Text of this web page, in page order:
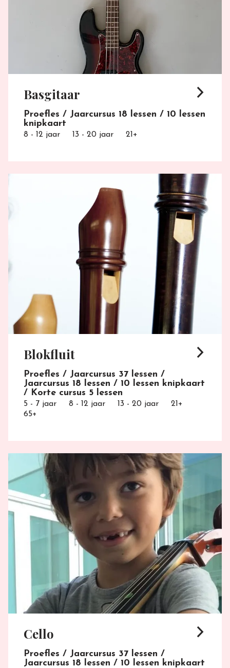
Basgitaar
Proefles / Jaarcursus 18 lessen / 10 lessen
knipkaart
8 - 12 jaar 13 - 20 jaar 21+
arrow_forward_ios
Blokfluit
Proefles / Jaarcursus 37 lessen /
Jaarcursus 18 lessen / 10 lessen knipkaart
/ Korte cursus 5 lessen
5 - 7 jaar 8 - 12 jaar 13 - 20 jaar
21+
65+
arrow_forward_ios
Cello
Proefles / Jaarcursus 37 lessen /
Jaarcursus 18 lessen / 10 lessen knipkaart
arrow_forward_ios